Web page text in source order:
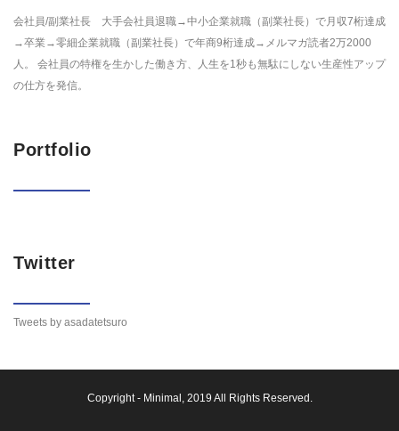
会社員/副業社長 大手会社員退職→中小企業就職（副業社長）で月収7桁達成
→卒業→零細企業就職（副業社長）で年商9桁達成→メルマガ読者2万2000
人。 会社員の特権を生かした働き方、人生を1秒も無駄にしない生産性アップ
の仕方を発信。
Portfolio
Twitter
Tweets by asadatetsuro
Copyright - Minimal , 2019 All Rights Reserved.